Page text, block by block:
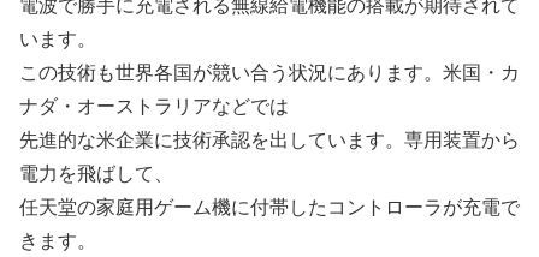
電波で勝手に充電される無線給電機能の搭載が期待されて
います。
この技術も世界各国が競い合う状況にあります。米国・カ
ナダ・オーストラリアなどでは
先進的な米企業に技術承認を出しています。専用装置から
電力を飛ばして、
任天堂の家庭用ゲーム機に付帯したコントローラが充電で
きます。